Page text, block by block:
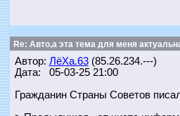
Re: Авто,а эта тема для меня
Автор: ЛёХа.63(85.26.234.---)
Дата: 05-03-25 21:00
Гражданин Страны Советов